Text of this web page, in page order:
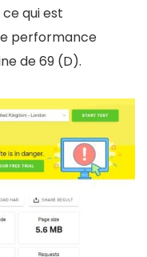
qui est
performance
de 69 (D).